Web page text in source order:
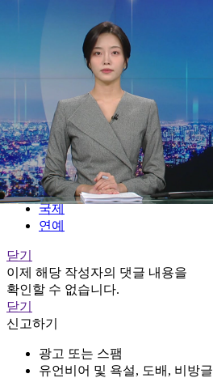
YTN
TV프로그램
홈
정치
경제
사회
국제
연예
닫기
이제 해당 작성자의 댓글 내용을
확인할 수 없습니다.
닫기
신고하기
광고 또는 스팸
유언비어 및 욕설, 도배, 비방글